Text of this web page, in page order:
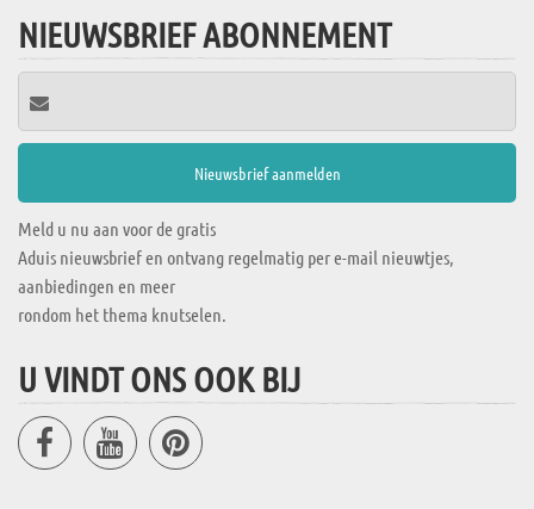
NIEUWSBRIEF ABONNEMENT
Meld u nu aan voor de gratis
Aduis nieuwsbrief en ontvang regelmatig per e-mail nieuwtjes,
aanbiedingen en meer
rondom het thema knutselen.
U VINDT ONS OOK BIJ